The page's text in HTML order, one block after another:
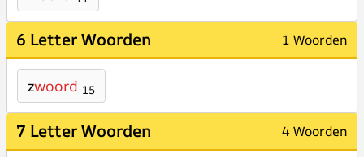
6 Letter Woorden 1 Woorden
zwoord 15
7 Letter Woorden 4 Woorden